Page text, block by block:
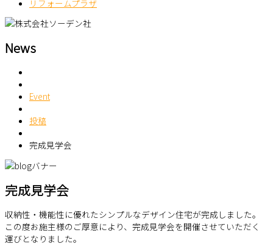
リフォームプラザ
News
Event
投稿
完成見学会
完成見学会
収納性・機能性に優れたシンプルなデザイン住宅が完成しました。
この度お施主様のご厚意により、完成見学会を開催させていただく
運びとなりました。